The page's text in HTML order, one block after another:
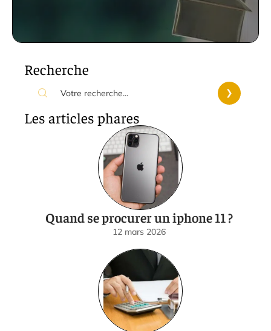
Recherche
Les articles phares
Quand se procurer un iphone 11 ?
12 mars 2026